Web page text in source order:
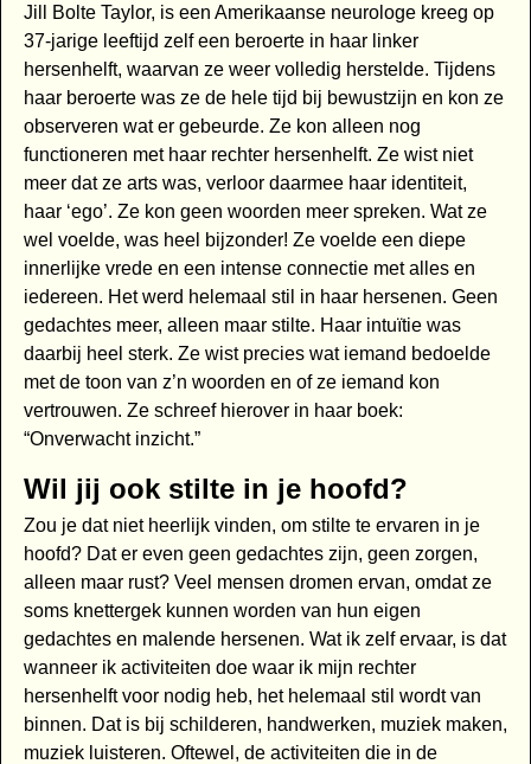
Jill Bolte Taylor, is een Amerikaanse neurologe kreeg op
37-jarige leeftijd zelf een beroerte in haar linker
hersenhelft, waarvan ze weer volledig herstelde. Tijdens
haar beroerte was ze de hele tijd bij bewustzijn en kon ze
observeren wat er gebeurde. Ze kon alleen nog
functioneren met haar rechter hersenhelft. Ze wist niet
meer dat ze arts was, verloor daarmee haar identiteit,
haar ‘ego’. Ze kon geen woorden meer spreken. Wat ze
wel voelde, was heel bijzonder! Ze voelde een diepe
innerlijke vrede en een intense connectie met alles en
iedereen. Het werd helemaal stil in haar hersenen. Geen
gedachtes meer, alleen maar stilte. Haar intuïtie was
daarbij heel sterk. Ze wist precies wat iemand bedoelde
met de toon van z’n woorden en of ze iemand kon
vertrouwen. Ze schreef hierover in haar boek:
“Onverwacht inzicht.”
Wil jij ook stilte in je hoofd?
Zou je dat niet heerlijk vinden, om stilte te ervaren in je
hoofd? Dat er even geen gedachtes zijn, geen zorgen,
alleen maar rust? Veel mensen dromen ervan, omdat ze
soms knettergek kunnen worden van hun eigen
gedachtes en malende hersenen. Wat ik zelf ervaar, is dat
wanneer ik activiteiten doe waar ik mijn rechter
hersenhelft voor nodig heb, het helemaal stil wordt van
binnen. Dat is bij schilderen, handwerken, muziek maken,
muziek luisteren. Oftewel, de activiteiten die in de